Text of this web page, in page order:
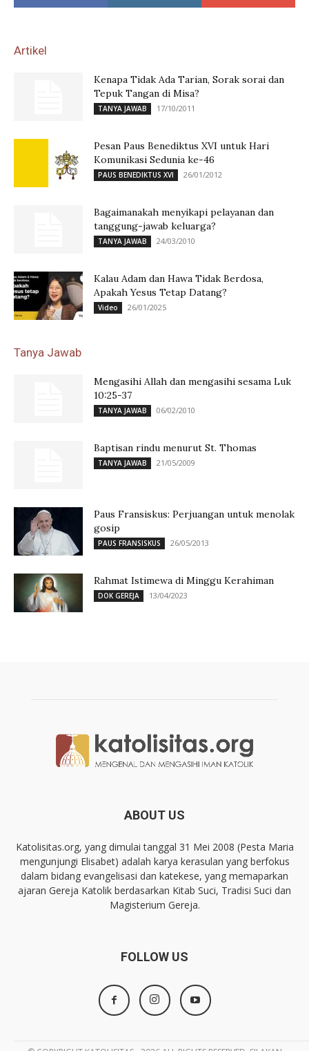
Artikel
Kenapa Tidak Ada Tarian, Sorak sorai dan
Tepuk Tangan di Misa?
TANYA JAWAB 17/10/2011
Pesan Paus Benediktus XVI untuk Hari
Komunikasi Sedunia ke-46
PAUS BENEDIKTUS XVI 26/01/2012
Bagaimanakah menyikapi pelayanan dan
tanggung-jawab keluarga?
TANYA JAWAB 24/03/2010
Kalau Adam dan Hawa Tidak Berdosa,
Apakah Yesus Tetap Datang?
Video 26/01/2025
Tanya Jawab
Mengasihi Allah dan mengasihi sesama Luk
10:25-37
TANYA JAWAB 06/02/2010
Baptisan rindu menurut St. Thomas
TANYA JAWAB 21/05/2009
Paus Fransiskus: Perjuangan untuk menolak
gosip
PAUS FRANSISKUS 26/05/2013
Rahmat Istimewa di Minggu Kerahiman
DOK GEREJA 13/04/2023
ABOUT US
Katolisitas.org, yang dimulai tanggal 31 Mei 2008 (Pesta Maria
mengunjungi Elisabet) adalah karya kerasulan yang berfokus
dalam bidang evangelisasi dan katekese, yang memaparkan
ajaran Gereja Katolik berdasarkan Kitab Suci, Tradisi Suci dan
Magisterium Gereja.
FOLLOW US